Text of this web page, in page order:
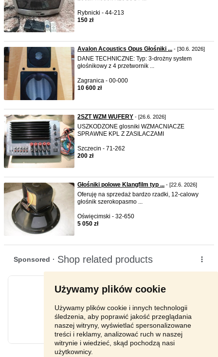
Używamy plików cookie
Używamy plików cookie i innych technologii
śledzenia, aby poprawić jakość przeglądania
naszej witryny, wyświetlać spersonalizowane
treści i reklamy, analizować ruch w naszej
witrynie i wiedzieć, skąd pochodzą nasi
użytkownicy.
Rybnicki - 44-213
150 zł
Avalon Acoustics Opus Głośniki ... - [30.6. 2026]
DANE TECHNICZNE: Typ: 3-drożny system
głośnikowy z 4 przetwornik ...
Zagranica - 00-000
10 600 zł
2SZT WZM WUFERY - [26.6. 2026]
USZKODZONE glosniki WZMACNIACZE
SPRAWNE KPL Z ZASILACZAMI
Szczecin - 71-262
200 zł
Głośniki polowe Klangfilm typ ... - [22.6. 2026]
Oferuję na sprzedaż bardzo rzadki, 12-calowy
głośnik szerokopasmo ...
Oświęcimski - 32-650
5 050 zł